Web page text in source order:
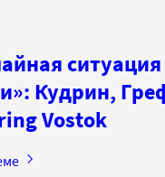
Кудрин,
Vostok